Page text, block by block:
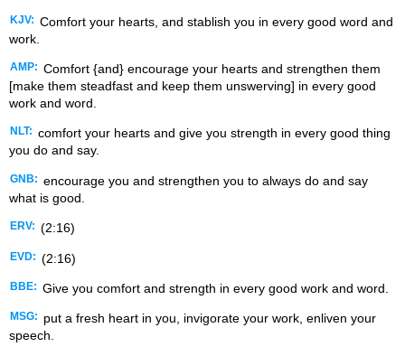
KJV: Comfort your hearts, and stablish you in every good word and
work.
AMP: Comfort {and} encourage your hearts and strengthen them
[make them steadfast and keep them unswerving] in every good
work and word.
NLT: comfort your hearts and give you strength in every good thing
you do and say.
GNB: encourage you and strengthen you to always do and say
what is good.
ERV: (2:16)
EVD: (2:16)
BBE: Give you comfort and strength in every good work and word.
MSG:
put a fresh heart in you, invigorate your work, enliven your
speech.